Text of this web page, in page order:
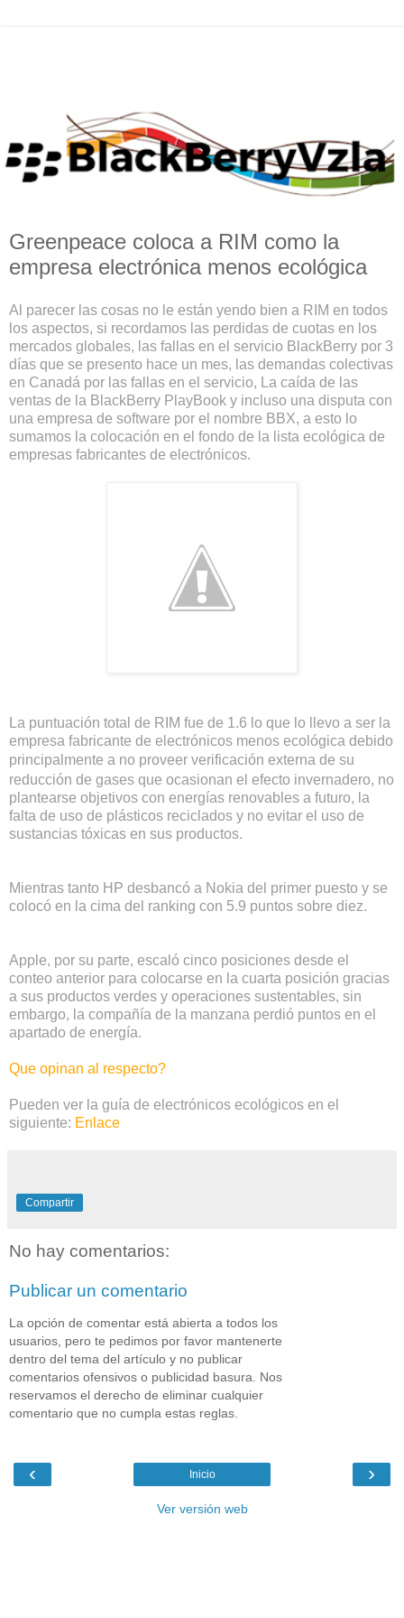
Greenpeace coloca a RIM como la
empresa electrónica menos ecológica
Al parecer las cosas no le están yendo bien a RIM en todos
los aspectos, si recordamos las perdidas de cuotas en los
mercados globales, las fallas en el servicio BlackBerry por 3
días que se presento hace un mes, las demandas colectivas
en Canadá por las fallas en el servicio, La caída de las
ventas de la BlackBerry PlayBook y incluso una disputa con
una empresa de software por el nombre BBX, a esto lo
sumamos la colocación en el fondo de la lista ecológica de
empresas fabricantes de electrónicos.
La puntuación total de RIM fue de 1.6 lo que lo llevo a ser la
empresa fabricante de electrónicos menos ecológica debido
principalmente a no proveer verificación externa de su
reducción de gases que ocasionan el efecto invernadero, no
plantearse objetivos con energías renovables a futuro, la
falta de uso de plásticos reciclados y no evitar el uso de
sustancias tóxicas en sus productos.
Mientras tanto HP desbancó a Nokia del primer puesto y se
colocó en la cima del ranking con 5.9 puntos sobre diez.
Apple, por su parte, escaló cinco posiciones desde el
conteo anterior para colocarse en la cuarta posición gracias
a sus productos verdes y operaciones sustentables, sin
embargo, la compañía de la manzana perdió puntos en el
apartado de energía.
Que opinan al respecto?
Pueden ver la guía de electrónicos ecológicos en el
siguiente: Enlace
Compartir
No hay comentarios:
Publicar un comentario
La opción de comentar está abierta a todos los
usuarios, pero te pedimos por favor mantenerte
dentro del tema del artículo y no publicar
comentarios ofensivos o publicidad basura. Nos
reservamos el derecho de eliminar cualquier
comentario que no cumpla estas reglas.
‹ ›
Inicio
Ver versión web